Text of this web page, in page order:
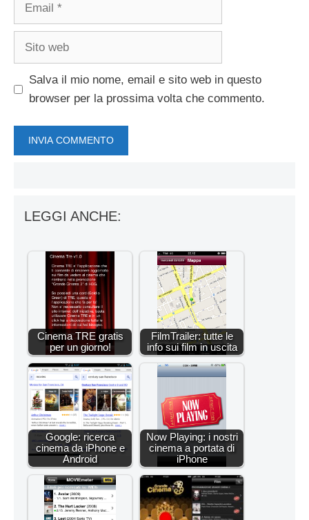
Sito
Salva il mio nome, email e sito web in questo
browser per la prossima volta che commento.
LEGGI ANCHE:
Cinema TRE gratis
per un giorno!
FilmTrailer: tutte le
info sui film in uscita
Google: ricerca
cinema da iPhone e
Android
Now Playing: i nostri
cinema a portata di
iPhone